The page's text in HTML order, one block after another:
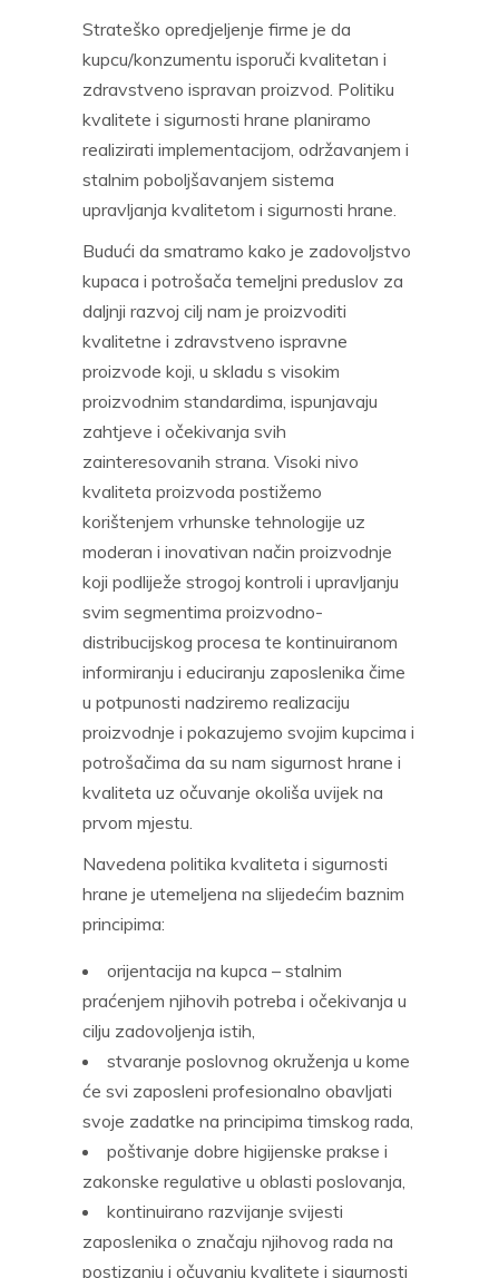
Strateško opredjeljenje firme je da
kupcu/konzumentu isporuči kvalitetan i
zdravstveno ispravan proizvod. Politiku
kvalitete i sigurnosti hrane planiramo
realizirati implementacijom, održavanjem i
stalnim poboljšavanjem sistema
upravljanja kvalitetom i sigurnosti hrane.
Budući da smatramo kako je zadovoljstvo
kupaca i potrošača temeljni preduslov za
daljnji razvoj cilj nam je proizvoditi
kvalitetne i zdravstveno ispravne
proizvode koji, u skladu s visokim
proizvodnim standardima, ispunjavaju
zahtjeve i očekivanja svih
zainteresovanih strana. Visoki nivo
kvaliteta proizvoda postižemo
korištenjem vrhunske tehnologije uz
moderan i inovativan način proizvodnje
koji podliježe strogoj kontroli i upravljanju
svim segmentima proizvodno-
distribucijskog procesa te kontinuiranom
informiranju i educiranju zaposlenika čime
u potpunosti nadziremo realizaciju
proizvodnje i pokazujemo svojim kupcima i
potrošačima da su nam sigurnost hrane i
kvaliteta uz očuvanje okoliša uvijek na
prvom mjestu.
Navedena politika kvaliteta i sigurnosti
hrane je utemeljena na slijedećim baznim
principima:
orijentacija na kupca – stalnim
praćenjem njihovih potreba i očekivanja u
cilju zadovoljenja istih,
stvaranje poslovnog okruženja u kome
će svi zaposleni profesionalno obavljati
svoje zadatke na principima timskog rada,
poštivanje dobre higijenske prakse i
zakonske regulative u oblasti poslovanja,
kontinuirano razvijanje svijesti
zaposlenika o značaju njihovog rada na
postizanju i očuvanju kvalitete i sigurnosti